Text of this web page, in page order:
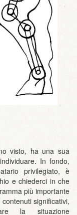
visto, ha una sua
In fondo,
privilegiato, è
e chiederci in che
più importante
significativi,
la situazione